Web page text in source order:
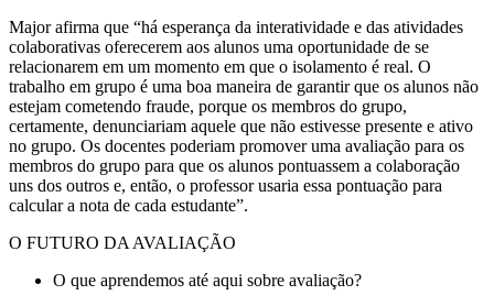
Major afirma que “há esperança da interatividade e das atividades
colaborativas oferecerem aos alunos uma oportunidade de se
relacionarem em um momento em que o isolamento é real. O
trabalho em grupo é uma boa maneira de garantir que os alunos não
estejam cometendo fraude, porque os membros do grupo,
certamente, denunciariam aquele que não estivesse presente e ativo
no grupo. Os docentes poderiam promover uma avaliação para os
membros do grupo para que os alunos pontuassem a colaboração
uns dos outros e, então, o professor usaria essa pontuação para
calcular a nota de cada estudante”.
O FUTURO DA AVALIAÇÃO
O que aprendemos até aqui sobre avaliação?